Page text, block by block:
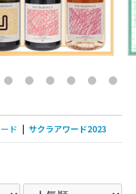
ド | サクラアワード2023